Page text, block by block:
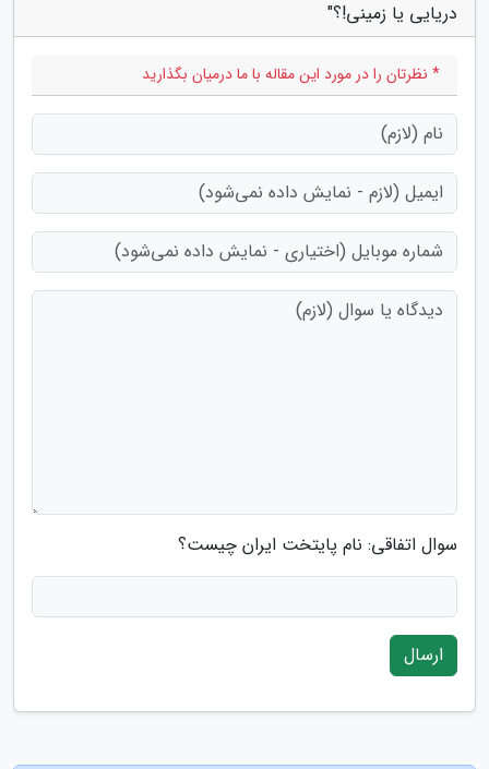
دریایی یا زمینی!؟"
* نظرتان را در مورد این مقاله با ما درمیان بگذارید
سوال اتفاقی: نام پایتخت ایران چیست؟
ارسال